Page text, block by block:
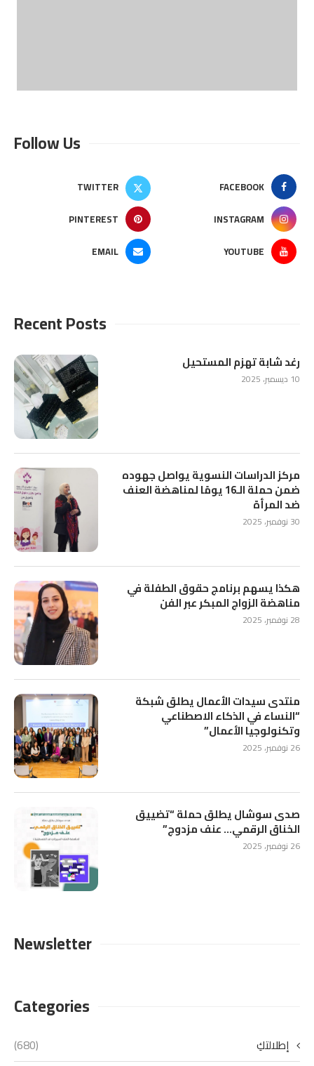
Follow Us
FACEBOOK
TWITTER
INSTAGRAM
PINTEREST
YOUTUBE
EMAIL
Recent Posts
رغد شابة تهزم المستحيل
10 ديسمبر، 2025
مركز الدراسات النسوية يواصل جهوده
ضمن حملة الـ16 يومًا لمناهضة العنف
ضد المرأة
30 نوفمبر، 2025
هكذا يسهم برنامج حقوق الطفلة في
مناهضة الزواج المبكر عبر الفن
28 نوفمبر، 2025
منتدى سيدات الأعمال يطلق شبكة
“النساء في الذكاء الاصطناعي
وتكنولوجيا الأعمال”
26 نوفمبر، 2025
صدى سوشال يطلق حملة “تضييق
الخناق الرقمي… عنف مزدوج”
26 نوفمبر، 2025
Newsletter
Categories
إطلالتكِ
(680)